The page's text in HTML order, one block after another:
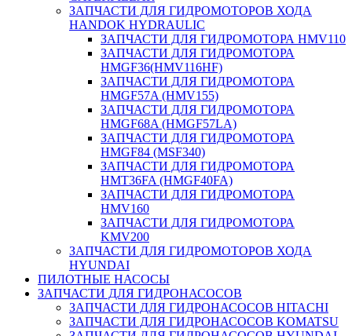
ЗАПЧАСТИ ДЛЯ ГИДРОМОТОРОВ ХОДА
HANDOK HYDRAULIC
ЗАПЧАСТИ ДЛЯ ГИДРОМОТОРА HMV110
ЗАПЧАСТИ ДЛЯ ГИДРОМОТОРА
HMGF36(HMV116HF)
ЗАПЧАСТИ ДЛЯ ГИДРОМОТОРА
HMGF57A (HMV155)
ЗАПЧАСТИ ДЛЯ ГИДРОМОТОРА
HMGF68A (HMGF57LA)
ЗАПЧАСТИ ДЛЯ ГИДРОМОТОРА
HMGF84 (MSF340)
ЗАПЧАСТИ ДЛЯ ГИДРОМОТОРА
HMT36FA (HMGF40FA)
ЗАПЧАСТИ ДЛЯ ГИДРОМОТОРА
HMV160
ЗАПЧАСТИ ДЛЯ ГИДРОМОТОРА
KMV200
ЗАПЧАСТИ ДЛЯ ГИДРОМОТОРОВ ХОДА
HYUNDAI
ПИЛОТНЫЕ НАСОСЫ
ЗАПЧАСТИ ДЛЯ ГИДРОНАСОСОВ
ЗАПЧАСТИ ДЛЯ ГИДРОНАСОСОВ HITACHI
ЗАПЧАСТИ ДЛЯ ГИДРОНАСОСОВ KOMATSU